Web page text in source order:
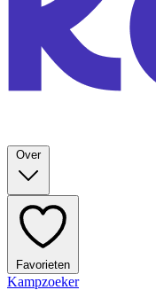
Over
Favorieten
Kampzoeker